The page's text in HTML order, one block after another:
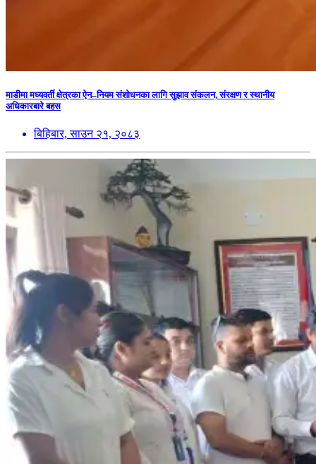
माडीमा मध्यवर्ती क्षेत्रका ऐन–नियम संशोधनका लागि सुझाव संकलन, संरक्षण र स्थानीय
अधिकारबारे बहस
बिहिबार, साउन २१, २०८३